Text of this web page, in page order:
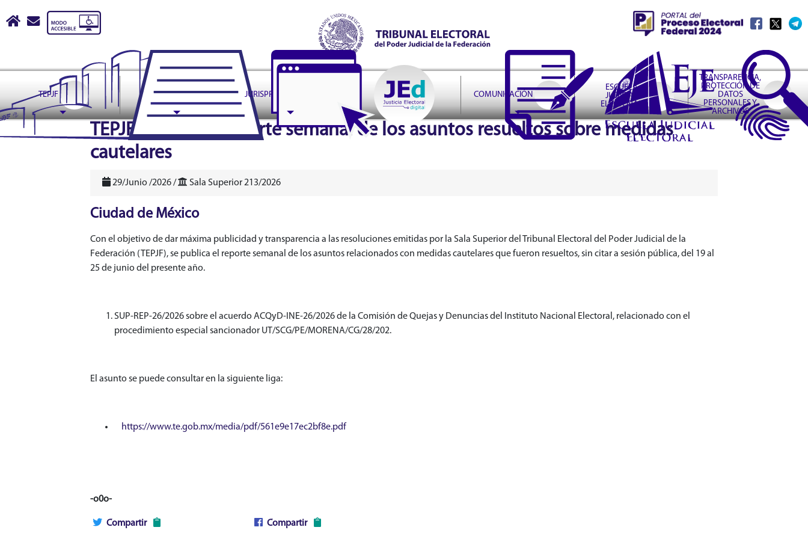
Tribunal Electoral del Poder Judicial de la Federación
Inicioescribir correo a contactoweb@te.gob.mx
TEPJF ASUNTOS JURISPRUDENCIA COMUNICACIÓN
ESCUELA
JUDICIAL
ELECTORAL
TRANSPARENCIA,
PROTECCIÓN DE
DATOS
PERSONALES Y
ARCHIVOS
header
TEPJF publica el reporte semanal de los asuntos resueltos sobre medidas
cautelares
29/Junio /2026 / Sala Superior 213/2026
Ciudad de México
Con el objetivo de dar máxima publicidad y transparencia a las resoluciones emitidas por la Sala Superior del Tribunal Electoral del Poder Judicial de la
Federación (TEPJF), se publica el reporte semanal de los asuntos relacionados con medidas cautelares que fueron resueltos, sin citar a sesión pública, del 19 al
25 de junio del presente año.
SUP-REP-26/2026 sobre el acuerdo ACQyD-INE-26/2026 de la Comisión de Quejas y Denuncias del Instituto Nacional Electoral, relacionado con el
procedimiento especial sancionador UT/SCG/PE/MORENA/CG/28/202.
El asunto se puede consultar en la siguiente liga:
https://www.te.gob.mx/media/pdf/561e9e17ec2bf8e.pdf
-o0o-
Compartir Compartir